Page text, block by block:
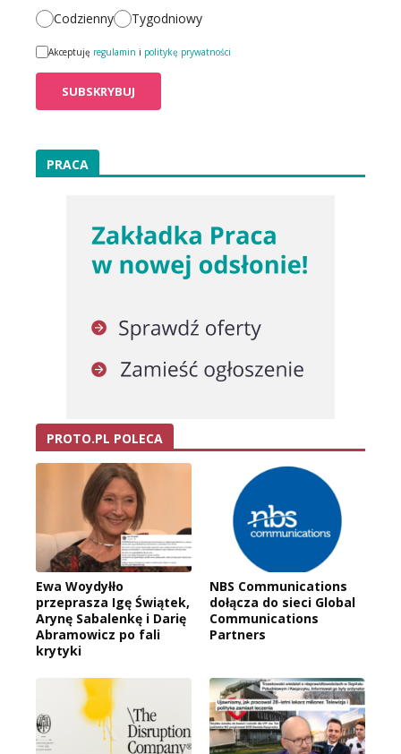
Codzienny Tygodniowy
Akceptuję regulamin i politykę prywatności
PRACA
PROTO.PL POLECA
Ewa Woydyłło
przeprasza Igę Świątek,
Arynę Sabalenkę i Darię
Abramowicz po fali
krytyki
NBS Communications
dołącza do sieci Global
Communications
Partners